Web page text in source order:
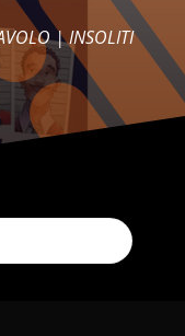
| INSOLITI